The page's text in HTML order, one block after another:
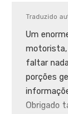
Traduzido
Um
motorista,
faltar
porções
Obrigado